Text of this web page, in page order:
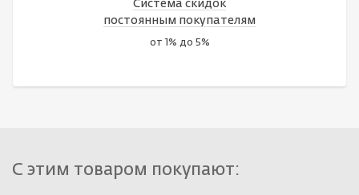
Система скидок
постоянным покупателям
от 1% до 5%
С этим товаром покупают: